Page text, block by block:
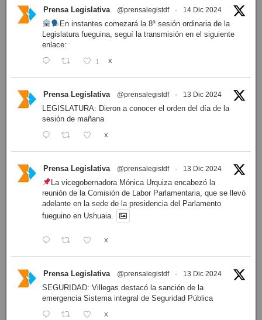
Prensa Legislativa @prensalegistdf · 14 Dic 2024
En instantes comezará la 8ª sesión ordinaria de la
Legislatura fueguina, seguí la transmisión en el siguiente
enlace:
1 X
Prensa Legislativa @prensalegistdf · 13 Dic 2024
LEGISLATURA: Dieron a conocer el orden del día de la
sesión de mañana
X
Prensa Legislativa @prensalegistdf · 13 Dic 2024
La vicegobernadora Mónica Urquiza encabezó la
reunión de la Comisión de Labor Parlamentaria, que se llevó
adelante en la sede de la presidencia del Parlamento
fueguino en Ushuaia.
X
Prensa Legislativa @prensalegistdf · 13 Dic 2024
SEGURIDAD: Villegas destacó la sanción de la
emergencia Sistema integral de Seguridad Pública
X